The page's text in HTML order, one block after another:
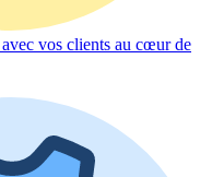
vos clients au cœur de